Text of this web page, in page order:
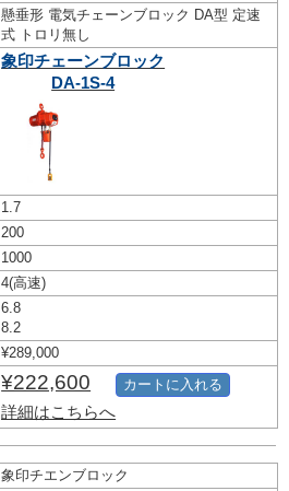
懸垂形 電気チェーンブロック DA型 定速
式 トロリ無し
象印チェーンブロック
DA-1S-4
1.7
200
1000
4(高速)
6.8
8.2
¥289,000
¥222,600
詳細はこちらへ
カートに入れる
象印チエンブロック